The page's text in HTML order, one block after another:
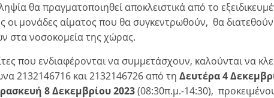
θα πραγματοποιηθεί αποκλειστικά από το
οι μονάδες αίματος που θα συγκεντρωθούν, θα
στα νοσοκομεία της χώρας.
που ενδιαφέρονται να συμμετάσχουν, καλούνται να
2132146716 και 2132146726 από τη Δευτέρα 4
8 Δεκεμβρίου 2023(08:30π.μ.-14:30),